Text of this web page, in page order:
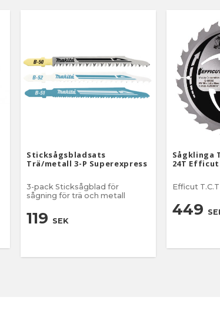
Sticksågsbladsats
Trä/metall 3-P Superexpress
3-pack Sticksågblad för
sågning för trä och metall
119 SEK
Sågklinga
24T Efficut
Efficut T.C.T
449